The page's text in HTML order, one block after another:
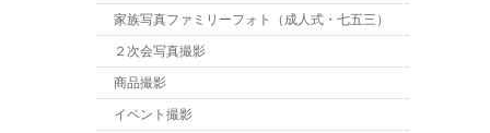
家族写真ファミリーフォト（成人式・七五三）
２次会写真撮影
商品撮影
イベント撮影